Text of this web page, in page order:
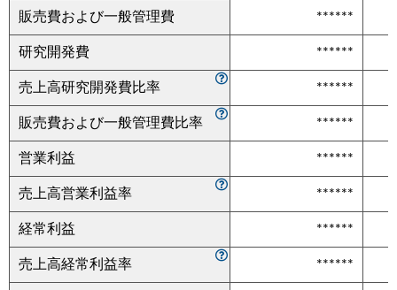
販売費および一般管理費
******
研究開発費
******
売上高研究開発費比率
******
販売費および一般管理費比率
******
営業利益
******
売上高営業利益率
******
経常利益
******
売上高経常利益率
******